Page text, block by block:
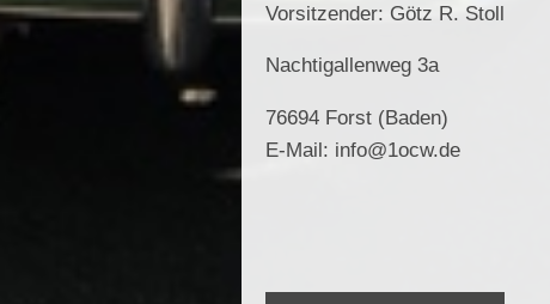
Vorsitzender: Götz R. Stoll
Nachtigallenweg 3a
76694 Forst (Baden)
E-Mail: info@1ocw.de